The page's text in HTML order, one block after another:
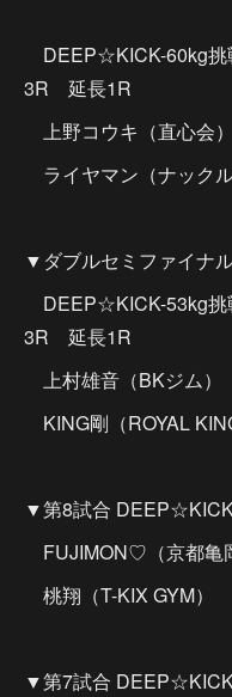
DEEP☆KICK-60kg挑
3R 延長1R
上野コウキ（直心会）
ライヤマン（ナックル
▼ダブルセミファイナ
DEEP☆KICK-53kg挑
3R 延長1R
上村雄音（BKジム）
KING剛（ROYAL
▼第8試合
FUJIMON♡（京都亀
桃翔（T-KIX GYM）
▼第7試合